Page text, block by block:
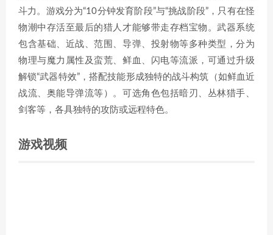
斗力。游戏分为“10分钟发育阶段”与“挑战阶段”，只有在怪
物潮中存活至最后的猎人才能够带走存档宝物。武器系统
包含基础、近战、范围、导弹、投射物等多种类型，分为
物理与魔力属性及蛮荒、鲜血、闪电等流派，可通过升级
解锁“武器特效”，搭配技能形成独特的战斗构筑（如鲜血近
战流、奥能导弹流等）。可选角色包括暗刃、丛林猎手、
剑客等，各具独特的攻防或远程特色。
游戏视频